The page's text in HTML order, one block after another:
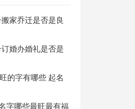
家乔迁是否是良
婚办婚礼是否是
的字有哪些 起名
字哪些最旺最有福